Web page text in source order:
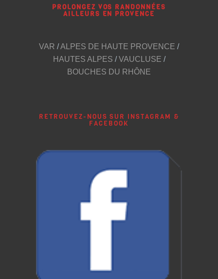
PROLONGEZ VOS RANDONNÉES
AILLEURS EN PROVENCE
VAR /ALPES DE HAUTE PROVENCE /
HAUTES ALPES /VAUCLUSE /
BOUCHES DU RHÔNE
RETROUVEZ-NOUS SUR INSTAGRAM &
FACEBOOK